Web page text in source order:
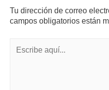
Tu dirección de correo
campos obligatorios están